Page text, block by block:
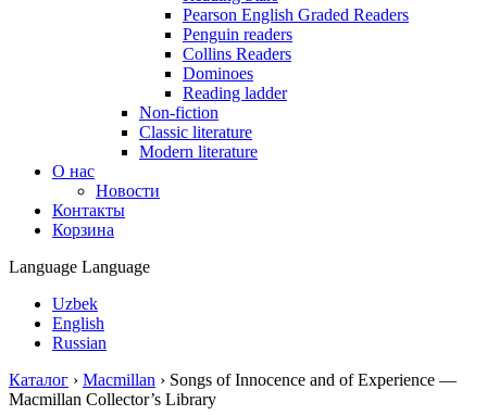
Pearson English Graded Readers
Penguin readers
Collins Readers
Dominoes
Reading ladder
Non-fiction
Classic literature
Modern literature
О нас
Новости
Контакты
Корзина
Language Language
Uzbek
English
Russian
Каталог › Macmillan › Songs of Innocence and of Experience —
Macmillan Collector’s Library